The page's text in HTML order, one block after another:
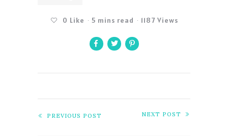
0 Like 5 mins read 1187 Views
PREVIOUS POST NEXT POST